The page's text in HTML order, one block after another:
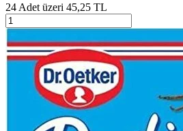
24 Adet üzeri 45,25 TL